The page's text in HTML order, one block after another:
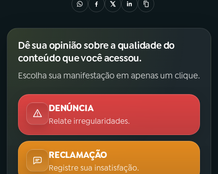
Dê sua opinião sobre a qualidade do
conteúdo que você acessou.
Escolha sua manifestação em apenas um clique.
DENÚNCIA
Relate irregularidades.
RECLAMAÇÃO
Registre sua insatisfação.